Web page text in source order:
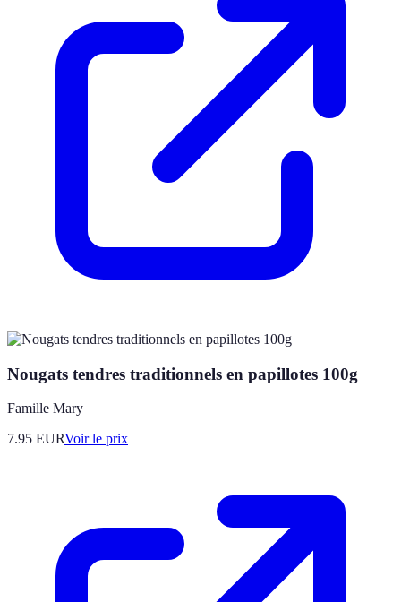
Nougats tendres traditionnels en papillotes 100g
Famille Mary
7.95 EURVoir le prix